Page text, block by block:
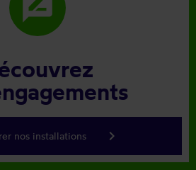
rate_review
nos installations keyboard_arrow_right